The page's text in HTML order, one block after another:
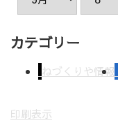
カテゴリー
ねづくりや情報
印刷表示